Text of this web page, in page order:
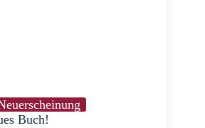
Buch!